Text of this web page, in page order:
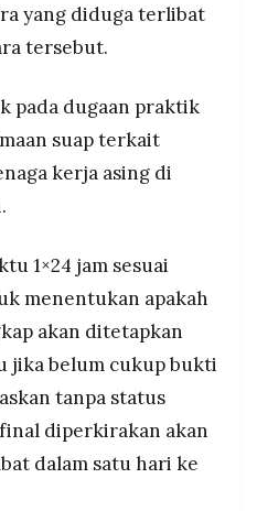
yang diduga terlibat
tersebut.
pada dugaan praktik
suap terkait
kerja asing di
1×24 jam sesuai
menentukan apakah
akan ditetapkan
jika belum cukup bukti
tanpa status
diperkirakan akan
dalam satu hari ke